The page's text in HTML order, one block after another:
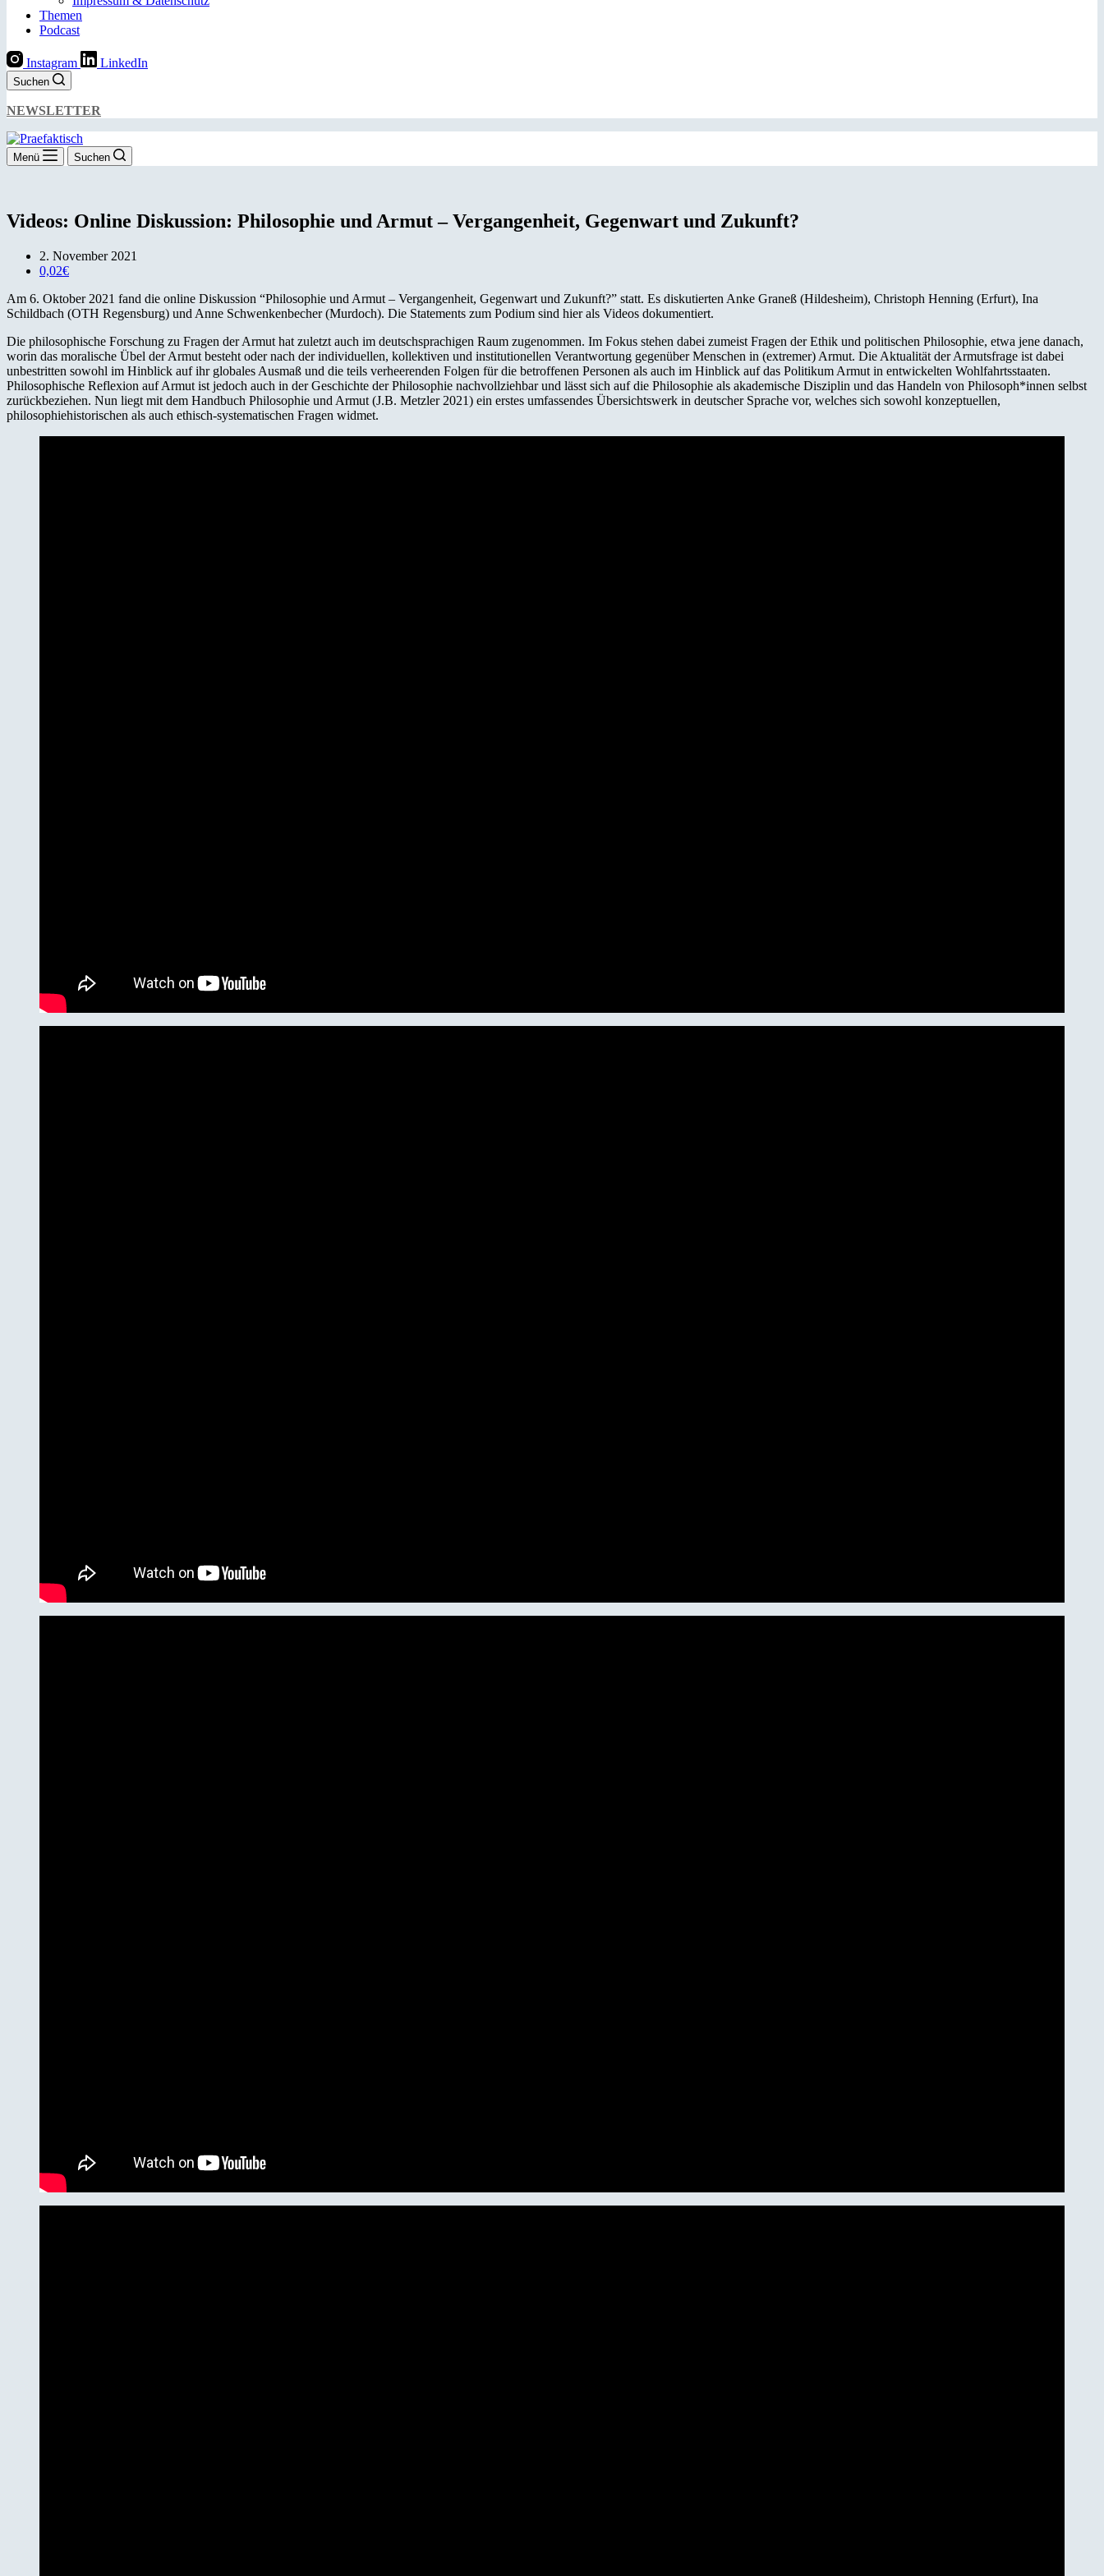
Themen
Podcast
Instagram LinkedIn
Suchen
NEWSLETTER
Menü Suchen
Videos: Online Diskussion: Philosophie und Armut – Vergangenheit, Gegenwart und Zukunft?
2. November 2021
0,02€
Am 6. Oktober 2021 fand die online Diskussion “Philosophie und Armut – Vergangenheit, Gegenwart und Zukunft?” statt. Es diskutierten Anke Graneß (Hildesheim), Christoph Henning (Erfurt), Ina
Schildbach (OTH Regensburg) und Anne Schwenkenbecher (Murdoch). Die Statements zum Podium sind hier als Videos dokumentiert.
Die philosophische Forschung zu Fragen der Armut hat zuletzt auch im deutschsprachigen Raum zugenommen. Im Fokus stehen dabei zumeist Fragen der Ethik und politischen Philosophie, etwa jene danach,
worin das moralische Übel der Armut besteht oder nach der individuellen, kollektiven und institutionellen Verantwortung gegenüber Menschen in (extremer) Armut. Die Aktualität der Armutsfrage ist dabei
unbestritten sowohl im Hinblick auf ihr globales Ausmaß und die teils verheerenden Folgen für die betroffenen Personen als auch im Hinblick auf das Politikum Armut in entwickelten Wohlfahrtsstaaten.
Philosophische Reflexion auf Armut ist jedoch auch in der Geschichte der Philosophie nachvollziehbar und lässt sich auf die Philosophie als akademische Disziplin und das Handeln von Philosoph*innen selbst
zurückbeziehen. Nun liegt mit dem Handbuch Philosophie und Armut (J.B. Metzler 2021) ein erstes umfassendes Übersichtswerk in deutscher Sprache vor, welches sich sowohl konzeptuellen,
philosophiehistorischen als auch ethisch-systematischen Fragen widmet.